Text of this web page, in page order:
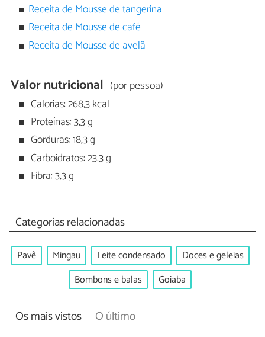
Receita de Mousse de tangerina
Receita de Mousse de café
Receita de Mousse de avelã
Valor nutricional (por pessoa)
Calorias: 268,3 kcal
Proteínas: 3,3 g
Gorduras: 18,3 g
Carboidratos: 23,3 g
Fibra: 3,3 g
Categorias relacionadas
Pavê Mingau Leite condensado
Doces e geleias
Bombons e balas
Goiaba
Os mais vistos O último